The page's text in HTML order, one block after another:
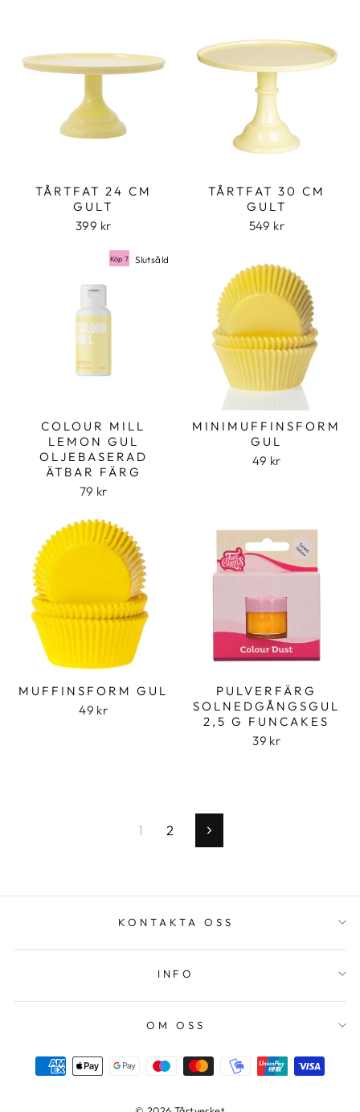
TÅRTFAT 24 CM
GULT
399 kr
TÅRTFAT 30 CM
GULT
549 kr
Slutsåld
Köp 7 betala för 6
Köp 7 betala för 6
COLOUR MILL
LEMON GUL
OLJEBASERAD
ÄTBAR FÄRG
79 kr
MINIMUFFINSFORM
GUL
49 kr
MUFFINSFORM GUL
49 kr
PULVERFÄRG
SOLNEDGÅNGSGUL
2,5 G FUNCAKES
39 kr
1 2 Nästa
KONTAKTA OSS
INFO
OM OSS